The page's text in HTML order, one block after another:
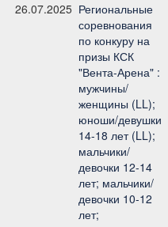
26.07.2025 Региональные
соревнования
по конкуру на
призы КСК
"Вента-Арена" :
мужчины/
женщины (LL);
юноши/девушки
14-18 лет (LL);
мальчики/
девочки 12-14
лет; мальчики/
девочки 10-12
лет;